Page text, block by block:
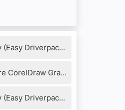
Download WanDrv (Easy Driverpack) 7.17.1218.3 Full Version
Download Software CorelDraw Graphics Suite X8 + Keygen
Download WanDrv (Easy Driverpack) 6.6.2016.0114